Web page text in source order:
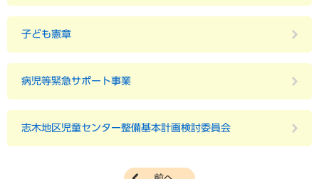
子ども憲章
病児等緊急サポート事業
志木地区児童センター整備基本計画検討委員会